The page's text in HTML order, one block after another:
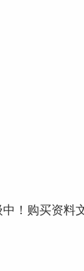
！购买资料